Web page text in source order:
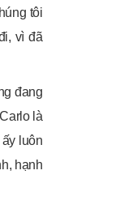
tôi
vì đã
đang
là
luôn
hạnh